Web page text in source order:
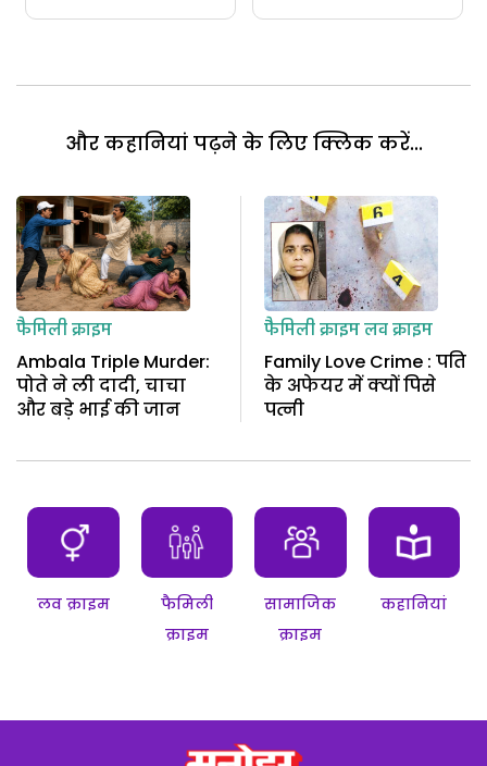
और कहानियां पढ़ने के लिए क्लिक करें...
फैमिली क्राइम
Ambala Triple Murder:
पोते ने ली दादी, चाचा
और बड़े भाई की जान
फैमिली क्राइमलव क्राइम
Family Love Crime : पति
के अफेयर में क्यों पिसे
पत्नी
लव क्राइम
फैमिली
क्राइम
सामाजिक
क्राइम
कहानियां